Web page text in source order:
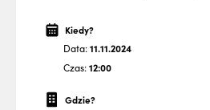
Kiedy?
Data:11.11.2024
Czas:12:00
Gdzie?